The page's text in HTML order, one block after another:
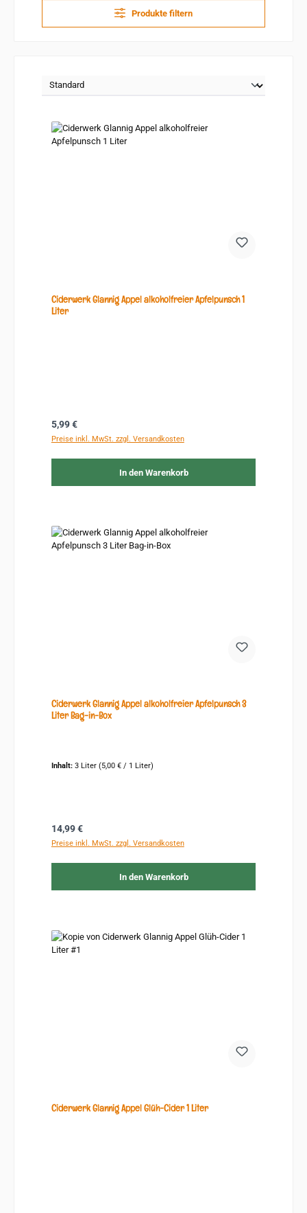
Produkte filtern
Ciderwerk Glannig Appel alkoholfreier Apfelpunsch 1
Liter
Regulärer Preis:
5,99 €
Preise inkl. MwSt. zzgl. Versandkosten
In den Warenkorb
Ciderwerk Glannig Appel alkoholfreier Apfelpunsch 3
Liter Bag-in-Box
Inhalt: 3 Liter (5,00 € / 1 Liter)
Regulärer Preis:
14,99 €
Preise inkl. MwSt. zzgl. Versandkosten
In den Warenkorb
Ciderwerk Glannig Appel Glüh-Cider 1 Liter